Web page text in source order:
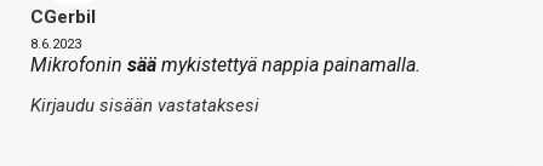
CGerbil
8.6.2023
Mikrofonin sää mykistettyä nappia painamalla.
Kirjaudu sisään vastataksesi